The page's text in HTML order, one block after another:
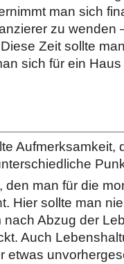
man sich
zu wenden
Zeit sollte
sich für ein
Aufmerksamkeit,
den man für die
Hier sollte man
Abzug der
Auch
etwas